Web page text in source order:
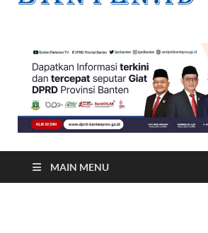
MAIN MENU